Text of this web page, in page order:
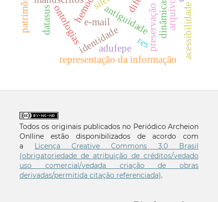
antiguidade
ontologias
representação da informação
identidade
e-mail
res
datasus
adufepe acessibilidade
Todos os originais publicados no Periódico Archeion
Onlline estão disponibilizados de acordo com
a Licença Creative Commons 3.0 Brasil
(obrigatoriedade de atribuição de créditos/vedado
uso comercial/vedada criação de obras
derivadas/permitida citação referenciada).